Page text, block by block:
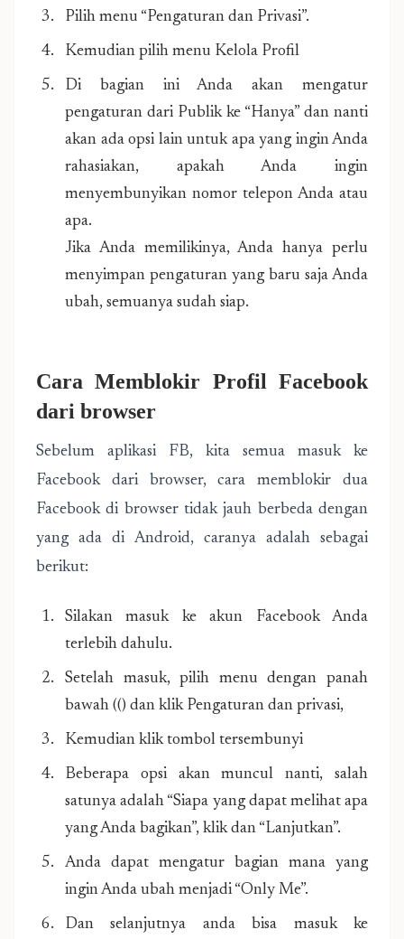
Pilih menu “Pengaturan dan Privasi”.
Kemudian pilih menu Kelola Profil
Di bagian ini Anda akan mengatur
pengaturan dari Publik ke “Hanya” dan nanti
akan ada opsi lain untuk apa yang ingin Anda
rahasiakan, apakah Anda ingin
menyembunyikan nomor telepon Anda atau
apa.
Jika Anda memilikinya, Anda hanya perlu
menyimpan pengaturan yang baru saja Anda
ubah, semuanya sudah siap.
Cara Memblokir Profil Facebook
dari browser
Sebelum aplikasi FB, kita semua masuk ke
Facebook dari browser, cara memblokir dua
Facebook di browser tidak jauh berbeda dengan
yang ada di Android, caranya adalah sebagai
berikut:
Silakan masuk ke akun Facebook Anda
terlebih dahulu.
Setelah masuk, pilih menu dengan panah
bawah (() dan klik Pengaturan dan privasi,
Kemudian klik tombol tersembunyi
Beberapa opsi akan muncul nanti, salah
satunya adalah “Siapa yang dapat melihat apa
yang Anda bagikan”, klik dan “Lanjutkan”.
Anda dapat mengatur bagian mana yang
ingin Anda ubah menjadi “Only Me”.
Dan selanjutnya anda bisa masuk ke